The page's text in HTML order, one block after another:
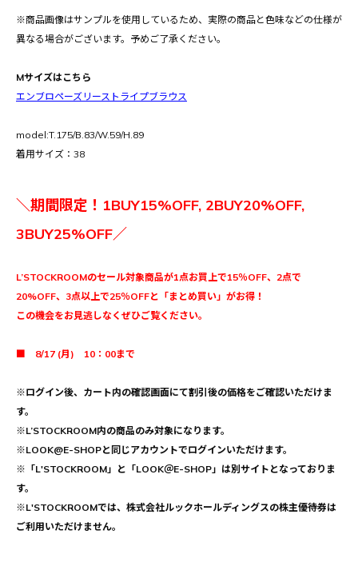
※商品画像はサンプルを使用しているため、実際の商品と色味などの仕様が
異なる場合がございます。予めご了承ください。
Mサイズはこちら
エンブロペーズリーストライプブラウス
model:T.175/B.83/W.59/H.89
着用サイズ：38
＼期間限定！1BUY15%OFF, 2BUY20%OFF,
3BUY25%OFF／
L’STOCKROOMのセール対象商品が1点お買上で15％OFF、2点で
20%OFF、3点以上で25％OFFと「まとめ買い」がお得！
この機会をお見逃しなくぜひご覧ください。
■ 8/17 (月) 10：00まで
※ログイン後、カート内の確認画面にて割引後の価格をご確認いただけま
す。
※L’STOCKROOM内の商品のみ対象になります。
※LOOK@E-SHOPと同じアカウントでログインいただけます。
※「L'STOCKROOM」と「LOOK＠E-SHOP」は別サイトとなっておりま
す。
※L'STOCKROOMでは、株式会社ルックホールディングスの株主優待券は
ご利用いただけません。